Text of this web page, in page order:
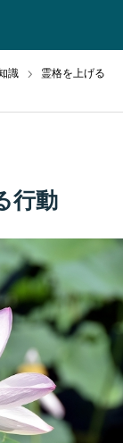
識
霊格を上げる
行動